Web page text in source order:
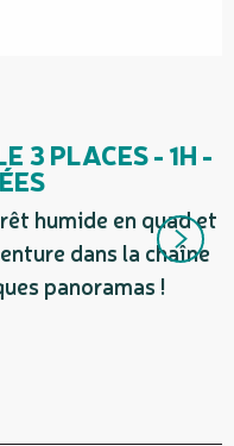
3 PLACES - 1H -
humide en quad et
dans la chaîne
panoramas !